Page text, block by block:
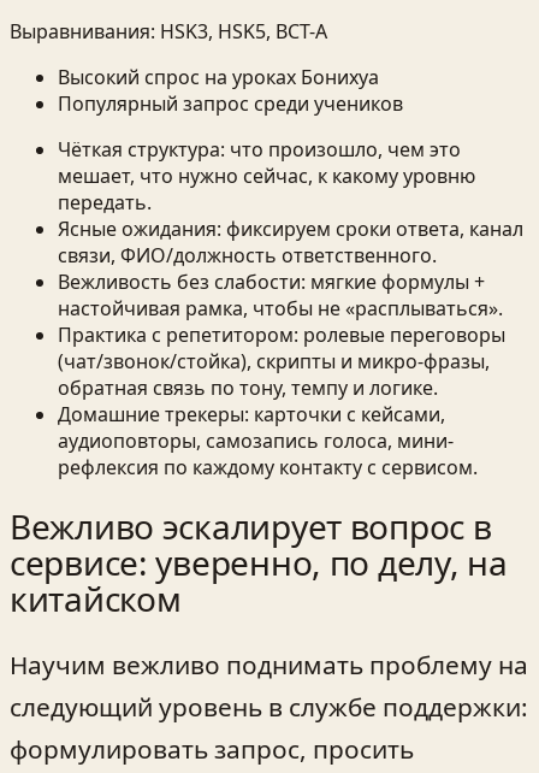
Выравнивания: HSK3, HSK5, BCT-A
Высокий спрос на уроках Бонихуа
Популярный запрос среди учеников
Чёткая структура: что произошло, чем это
мешает, что нужно сейчас, к какому уровню
передать.
Ясные ожидания: фиксируем сроки ответа, канал
связи, ФИО/должность ответственного.
Вежливость без слабости: мягкие формулы +
настойчивая рамка, чтобы не «расплываться».
Практика с репетитором: ролевые переговоры
(чат/звонок/стойка), скрипты и микро-фразы,
обратная связь по тону, темпу и логике.
Домашние трекеры: карточки с кейсами,
аудиоповторы, самозапись голоса, мини-
рефлексия по каждому контакту с сервисом.
Вежливо эскалирует вопрос в
сервисе: уверенно, по делу, на
китайском
Научим вежливо поднимать проблему на
следующий уровень в службе поддержки:
формулировать запрос, просить